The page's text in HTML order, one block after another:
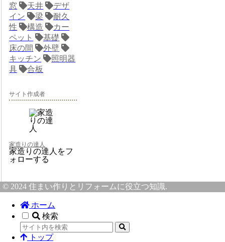
窓
天井
デザ
イン
梁
耐久
性
構造
カー
ペット
基礎
床の間
外壁
キッチン
照明器
具
合板
サイト作成者
家造りの達人
家造りの達人をフ
ォローする
© 2024 住まい作りとリフォームに役立つ知識.
ホーム
検索
トップ